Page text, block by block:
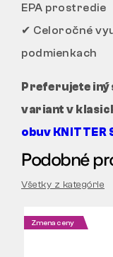
EPA prostredie
✔ Celoročné
podmienkach
Preferujete
variant v
obuv KNITTER
Podobné
Všetky z kategórie
Zmena ceny